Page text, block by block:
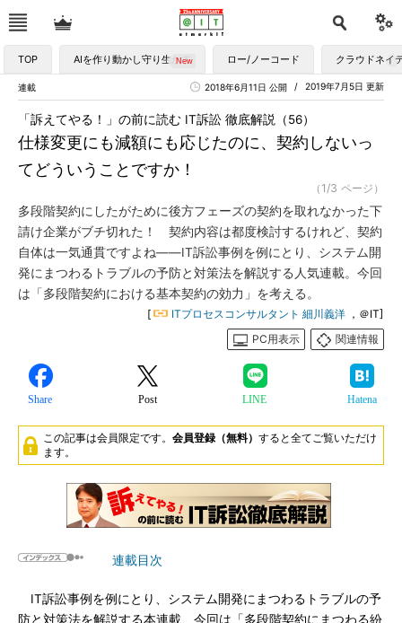
TOP AIを作り動かし守り生かす ロー/ノーコード クラウドネイ
連載 2019年7月5日 更新
2018年6月11日 公開
仕様変更にも減額にも応じたのに、契約しないっ
てどういうことですか！
「訴えてやる！」の前に読む IT訴訟 徹底解説（56）
（1/3 ページ）
多段階契約にしたがために後方フェーズの契約を取れなかった下
請け企業がブチ切れた！ 契約内容は都度検討するけれど、契約
自体は一気通貫ですよね――IT訴訟事例を例にとり、システム開
発にまつわるトラブルの予防と対策法を解説する人気連載。今回
は「多段階契約における基本契約の効力」を考える。
[ ITプロセスコンサルタント 細川義洋 ，＠IT]
PC用表示
関連情報
Share Post LINE Hatena
この記事は会員限定です。 会員登録（無料） すると全てご覧いただけ
ます。
連載目次
IT訴訟事例を例にとり、システム開発にまつわるトラブルの予
防と対策法を解説する本連載、今回は「多段階契約にまつわる紛